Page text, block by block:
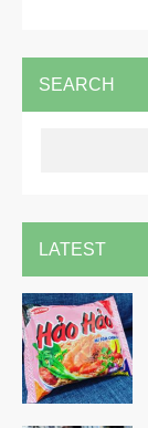
SEARCH
LATEST